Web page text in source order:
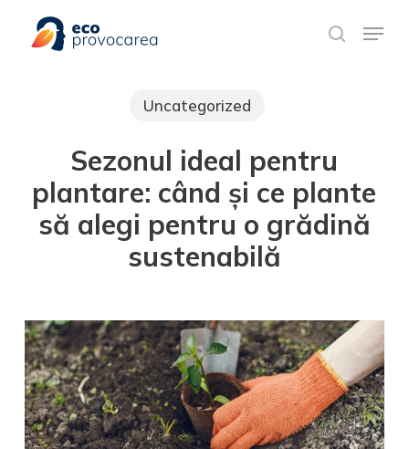
search
Meniu rapid
Uncategorized
Sezonul ideal pentru
plantare: când și ce plante
să alegi pentru o grădină
sustenabilă